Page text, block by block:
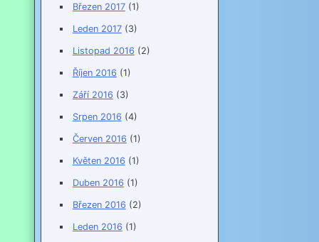
Březen 2017(1)
Leden 2017(3)
Listopad 2016 (2)
Říjen 2016 (1)
Září 2016 (3)
Srpen 2016 (4)
Červen 2016 (1)
Květen 2016 (1)
Duben 2016 (1)
Březen 2016 (2)
Leden 2016 (1)